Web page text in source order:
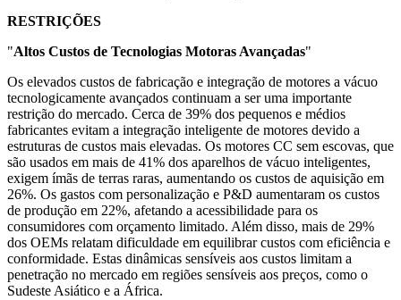
RESTRIÇÕES
"Altos Custos de Tecnologias Motoras Avançadas"
Os elevados custos de fabricação e integração de motores a vácuo
tecnologicamente avançados continuam a ser uma importante
restrição do mercado. Cerca de 39% dos pequenos e médios
fabricantes evitam a integração inteligente de motores devido a
estruturas de custos mais elevadas. Os motores CC sem escovas, que
são usados ​​em mais de 41% dos aparelhos de vácuo inteligentes,
exigem ímãs de terras raras, aumentando os custos de aquisição em
26%. Os gastos com personalização e P&D aumentaram os custos
de produção em 22%, afetando a acessibilidade para os
consumidores com orçamento limitado. Além disso, mais de 29%
dos OEMs relatam dificuldade em equilibrar custos com eficiência e
conformidade. Estas dinâmicas sensíveis aos custos limitam a
penetração no mercado em regiões sensíveis aos preços, como o
Sudeste Asiático e a África.